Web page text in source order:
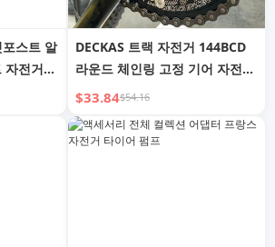
스트 알
자전거
DECKAS 트랙 자전거 144BCD
라운드 체인링 고정 기어 자전거
크랭크셋
$33.84$54.16